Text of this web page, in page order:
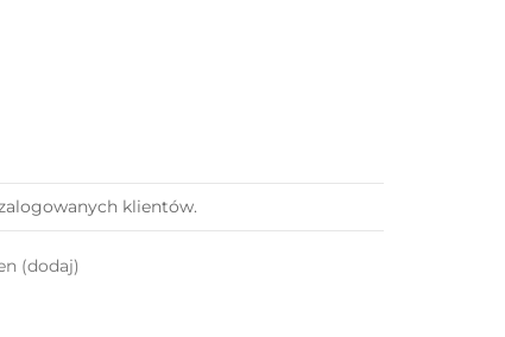
klientów.
(dodaj)